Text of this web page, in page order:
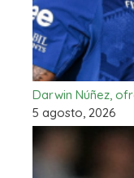
Darwin Núñez,
5 agosto, 2026